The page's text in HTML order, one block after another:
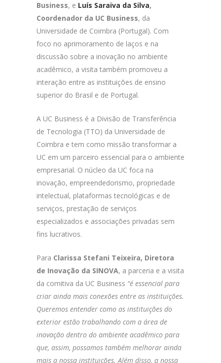
Business, e Luís Saraiva da Silva,
Coordenador da UC Business, da
Universidade de Coimbra (Portugal). Com
foco no aprimoramento de laços e na
discussão sobre a inovação no ambiente
acadêmico, a visita também promoveu a
interação entre as instituições de ensino
superior do Brasil e de Portugal.
A UC Business é a Divisão de Transferência
de Tecnologia (TTO) da Universidade de
Coimbra e tem como missão transformar a
UC em um parceiro essencial para o ambiente
empresarial. O núcleo da UC foca na
inovação, empreendedorismo, propriedade
intelectual, plataformas tecnológicas e de
serviços, prestação de serviços
especializados e associações privadas sem
fins lucrativos.
Para Clarissa Stefani Teixeira, Diretora
de Inovação da SINOVA, a parceria e a visita
da comitiva da UC Business “é essencial para
criar ainda mais conexões entre as instituições.
Queremos entender como as instituições do
exterior estão trabalhando com a área de
inovação dentro do ambiente acadêmico para
que, assim, possamos também melhorar ainda
mais a nossa instituições. Além disso, a nossa